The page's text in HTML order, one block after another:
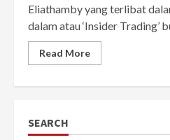
Eliathamby yang terlibat
dalam atau ‘Insider Trading’
Read More
SEARCH